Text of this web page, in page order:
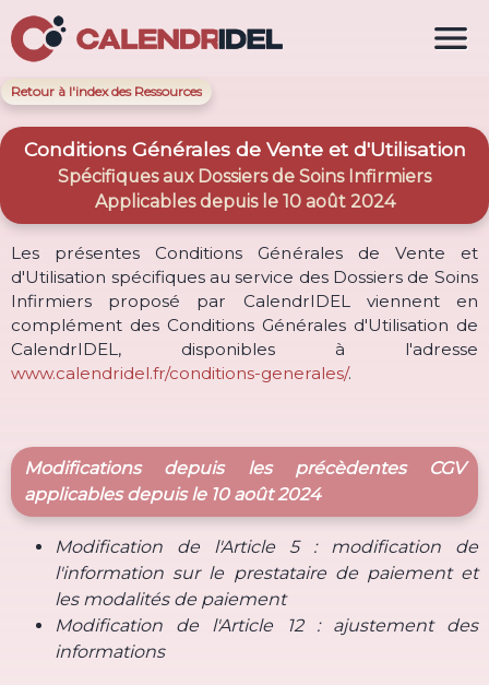
Retour à l'index des Ressources
Conditions Générales de Vente et d'Utilisation
Spécifiques aux Dossiers de Soins Infirmiers
Applicables depuis le 10 août 2024
Les présentes Conditions Générales de Vente et
d'Utilisation spécifiques au service des Dossiers de Soins
Infirmiers proposé par CalendrIDEL viennent en
complément des Conditions Générales d'Utilisation de
CalendrIDEL, disponibles à l'adresse
www.calendridel.fr/conditions-generales/.
Modifications depuis les précèdentes CGV
applicables depuis le 10 août 2024
Modification de l'Article 5 : modification de
l'information sur le prestataire de paiement et
les modalités de paiement
Modification de l'Article 12 : ajustement des
informations
